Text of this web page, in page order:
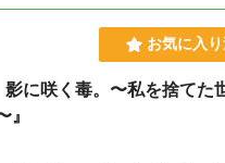
ゃなくて、地球の文明なのに！ 最初は、自分の秘
つ変わっていく。 前世では得られなかった友
、同級生たちとの絆も深まっていく
お気に入
影に咲く毒。〜私を捨てた
』